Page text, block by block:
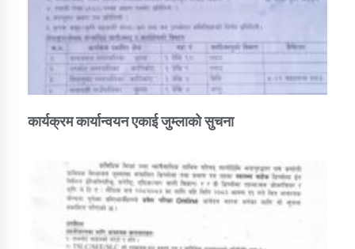
कार्यक्रम कार्यान्वयन एकाई जुम्लाको सुचना